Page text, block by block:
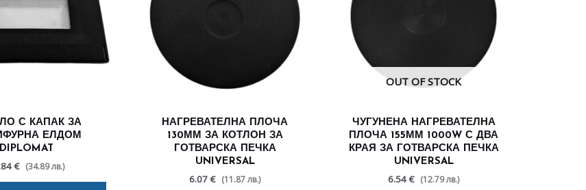
С КАПАК ЗА
ЕЛДОМ
DIPLOMAT
€ (34.89 лв.)
НАГРЕВАТЕЛНА ПЛОЧА
130ММ ЗА КОТЛОН ЗА
ГОТВАРСКА ПЕЧКА
UNIVERSAL
6.07 € (11.87 лв.)
OUT OF STOCK
ЧУГУНЕНА НАГРЕВАТЕЛНА
ПЛОЧА 155ММ 1000W С ДВА
КРАЯ ЗА ГОТВАРСКА ПЕЧКА
UNIVERSAL
6.54 € (12.79 лв.)